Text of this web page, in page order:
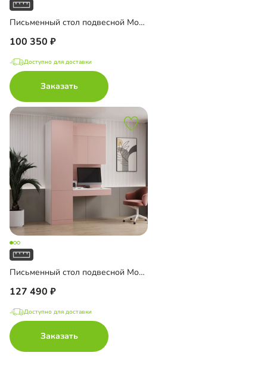
Письменный стол подвесной Мобаро-9
100 350
Доступно для доставки
Заказать
Письменный стол подвесной Мобаро-10
127 490
Доступно для доставки
Заказать